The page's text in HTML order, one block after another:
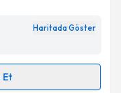
Aydınlatma
belirtilen
Haritada Göster
Et